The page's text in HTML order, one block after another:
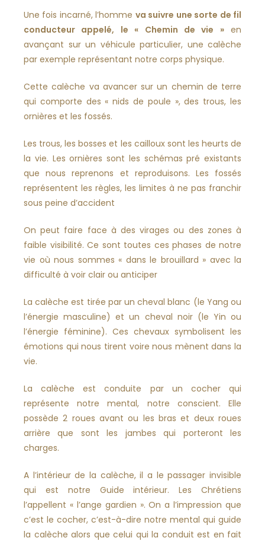
Une fois incarné, l’homme va suivre une sorte de fil
conducteur appelé, le « Chemin de vie »en
avançant sur un véhicule particulier, une calèche
par exemple représentant notre corps physique.
Cette calèche va avancer sur un chemin de terre
qui comporte des « nids de poule », des trous, les
ornières et les fossés.
Les trous, les bosses et les cailloux sont les heurts de
la vie. Les ornières sont les schémas pré existants
que nous reprenons et reproduisons. Les fossés
représentent les règles, les limites à ne pas franchir
sous peine d’accident
On peut faire face à des virages ou des zones à
faible visibilité. Ce sont toutes ces phases de notre
vie où nous sommes « dans le brouillard » avec la
difficulté à voir clair ou anticiper
La calèche est tirée par un cheval blanc (le Yang ou
l’énergie masculine) et un cheval noir (le Yin ou
l’énergie féminine). Ces chevaux symbolisent les
émotions qui nous tirent voire nous mènent dans la
vie.
La calèche est conduite par un cocher qui
représente notre mental, notre conscient. Elle
possède 2 roues avant ou les bras et deux roues
arrière que sont les jambes qui porteront les
charges.
A l’intérieur de la calèche, il a le passager invisible
qui est notre Guide intérieur. Les Chrétiens
l’appellent « l’ange gardien ». On a l’impression que
c’est le cocher, c’est-à-dire notre mental qui guide
la calèche alors que celui qui la conduit est en fait